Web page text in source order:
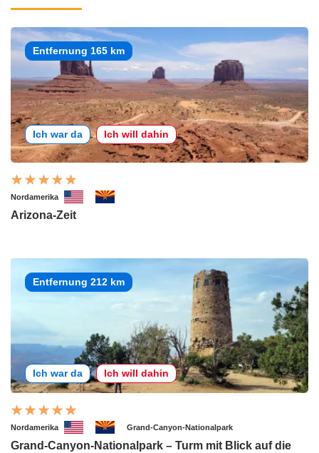
Entfernung 165 km
Ich war da Ich will dahin
Nordamerika
Arizona-Zeit
Entfernung 212 km
Ich war da Ich will dahin
Nordamerika Grand-Canyon-Nationalpark
Grand-Canyon-Nationalpark – Turm mit Blick auf die